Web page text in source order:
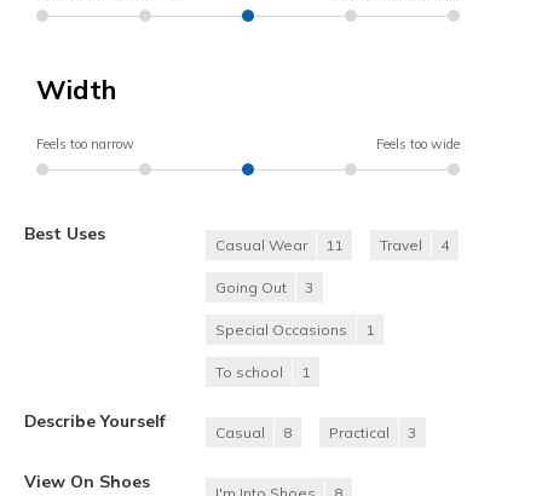
Width
Feels too narrow Feels too wide
Best Uses
Casual Wear 11 Travel 4
Going Out 3
Special Occasions 1
To school 1
Describe Yourself
Casual 8 Practical 3
View On Shoes